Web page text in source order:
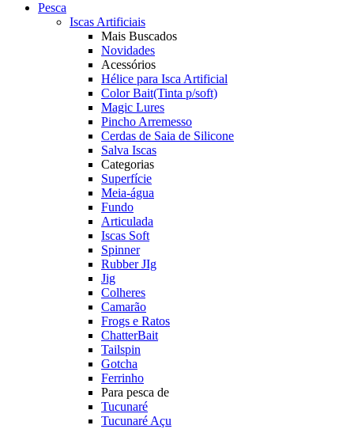
Pesca
Iscas Artificiais
Mais Buscados
Novidades
Acessórios
Hélice para Isca Artificial
Color Bait(Tinta p/soft)
Magic Lures
Pincho Arremesso
Cerdas de Saia de Silicone
Salva Iscas
Categorias
Superfície
Meia-água
Fundo
Articulada
Iscas Soft
Spinner
Rubber JIg
Jig
Colheres
Camarão
Frogs e Ratos
ChatterBait
Tailspin
Gotcha
Ferrinho
Para pesca de
Tucunaré
Tucunaré Açu